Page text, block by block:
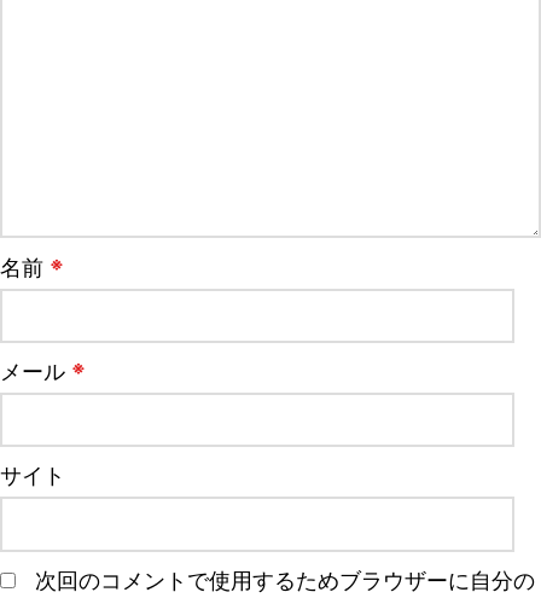
名前 ※
メール ※
サイト
次回のコメントで使用するためブラウザーに自分の